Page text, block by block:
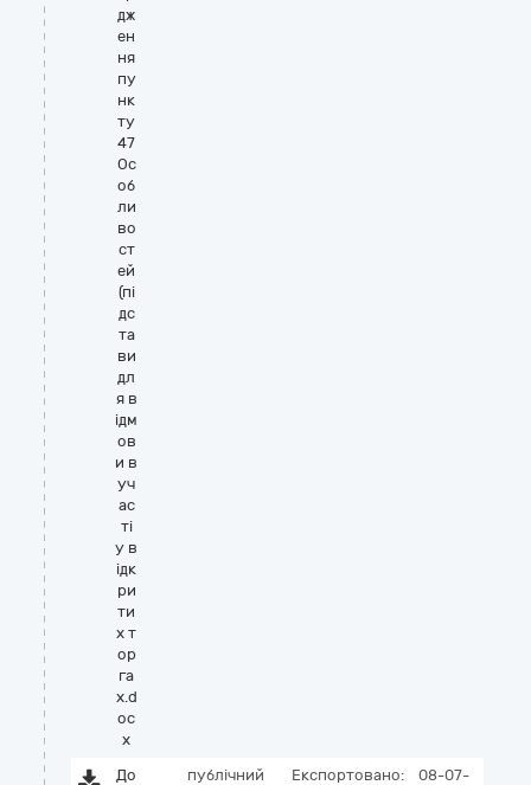
дж
ен
ня
пу
нк
ту
47
Ос
об
ли
во
ст
ей
(пі
дс
та
ви
дл
я в
ідм
ов
и в
уч
ас
ті
у в
ідк
ри
ти
х т
ор
га
х.d
oc
x
До
публічний Експортовано:
08-07-